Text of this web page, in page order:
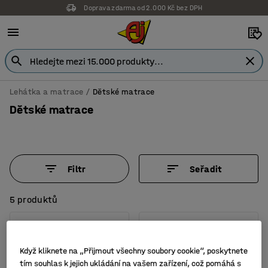
Doprava zdarma od 2.000 Kč bez DPH
Lehátka a matrace Dětské matrace
Dětské matrace
Filtr Seřadit
5 produktů
Když kliknete na „Přijmout všechny soubory cookie“, poskytnete
tím souhlas k jejich ukládání na vašem zařízení, což pomáhá s